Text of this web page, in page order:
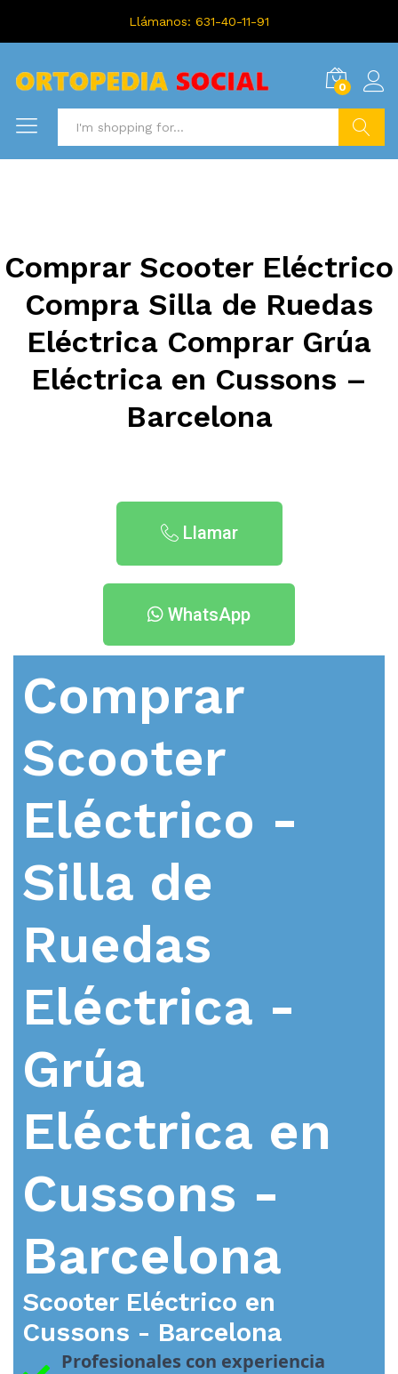
Llámanos: 631-40-11-91
0
Comprar Scooter Eléctrico
Compra Silla de Ruedas
Eléctrica Comprar Grúa
Eléctrica en Cussons –
Barcelona
Llamar
WhatsApp
Comprar
Scooter
Eléctrico -
Silla de
Ruedas
Eléctrica -
Grúa
Eléctrica en
Cussons -
Barcelona
Scooter Eléctrico en
Cussons - Barcelona
Profesionales con experiencia